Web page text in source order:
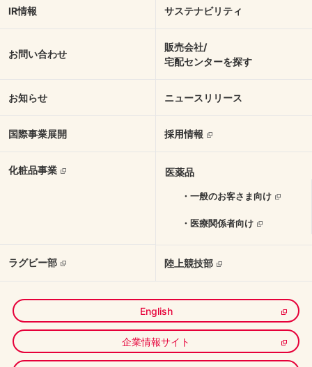
English
企業情報サイト
IR情報 サステナビリティ
お問い合わせ
販売会社/
宅配センターを探す
お知らせ ニュースリリース
国際事業展開 採用情報
化粧品事業 医薬品
・一般のお客さま向け
・医療関係者向け
ラグビー部 陸上競技部